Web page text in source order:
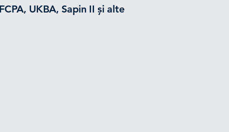
UKBA, Sapin II și alte